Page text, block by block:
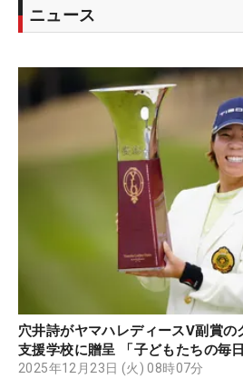
ニュース
穴井詩がヤマハレディースV副賞の
支援学校に贈呈 「子どもたちの毎
を」
2025年12月23日 (火) 08時07分